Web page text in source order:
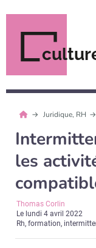
Juridique, RH
les
Thomas Corlin
Le lundi 4 avril 2022
Rh, formation,